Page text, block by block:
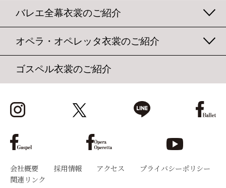
バレエ全幕衣裳のご紹介
オペラ・オペレッタ衣裳のご紹介
ゴスペル衣裳のご紹介
会社概要 採用情報 アクセス
プライバシーポリシー
関連リンク